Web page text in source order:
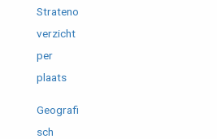
Strateno
verzicht
per
plaats
Geografi
sch